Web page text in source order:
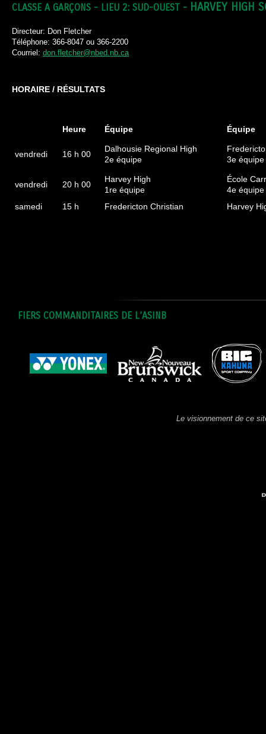
CLASSE A GARÇONS - LIEU 2: SUD-OUEST - HARVEY HIGH
Directeur: Don Fletcher
Téléphone: 366-8047 ou 366-2200
Courriel: don.fletcher@nbed.nb.ca
HORAIRE / RÉSULTATS
Heure Équipe Équipe
vendredi 16 h 00
Dalhousie Regional High
2e équipe
3e équipe
vendredi 20 h 00
Harvey High
1re équipe
École
4e équipe
samedi
15 h Fredericton Christian Harvey
FIERS COMMANDITAIRES DE L’ASINB
Le visionnement de ce